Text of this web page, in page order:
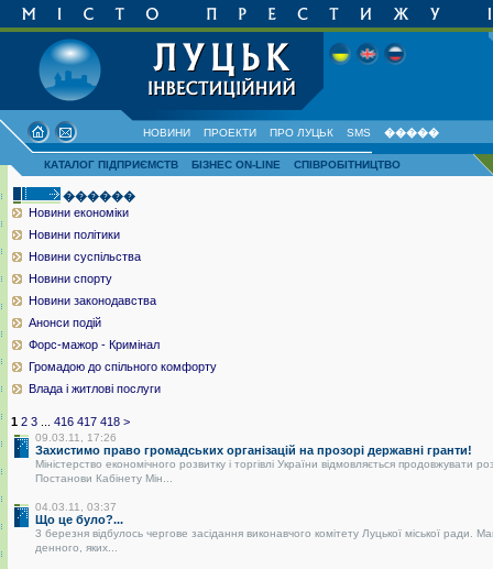
НОВИНИ ПРОЕКТИ ПРО ЛУЦЬК SMS �����
КАТАЛОГ ПІДПРИЄМСТВ БІЗНЕС ON-LINE СПІВРОБІТНИЦТВО
������
Новини економіки
Новини політики
Новини суспільства
Новини спорту
Новини законодавства
Анонси подій
Форс-мажор - Кримінал
Громадою до спільного комфорту
Влада і житлові послуги
1 2 3 416 417 418 >
09.03.11, 17:26
Захистимо право громадських організацій на прозорі державні гранти!
Міністерство економічного розвитку і торгівлі України відмовляється продовжувати
Постанови Кабінету Мін...
04.03.11, 03:37
Що це було?...
3 березня відбулось чергове засідання виконавчого комітету Луцької міської ради.
денного, яких...